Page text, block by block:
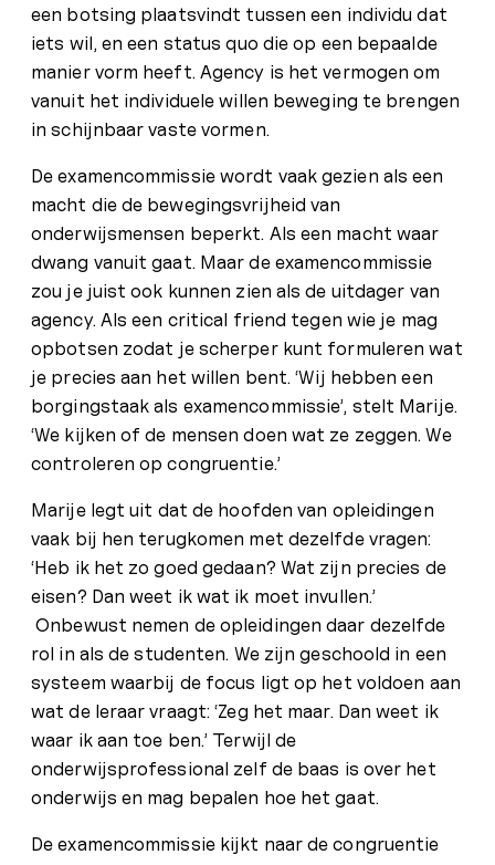
een botsing plaatsvindt tussen een individu dat
iets wil, en een status quo die op een bepaalde
manier vorm heeft. Agency is het vermogen om
vanuit het individuele willen beweging te brengen
in schijnbaar vaste vormen.
De examencommissie wordt vaak gezien als een
macht die de bewegingsvrijheid van
onderwijsmensen beperkt. Als een macht waar
dwang vanuit gaat. Maar de examencommissie
zou je juist ook kunnen zien als de uitdager van
agency. Als een critical friend tegen wie je mag
opbotsen zodat je scherper kunt formuleren wat
je precies aan het willen bent. ‘Wij hebben een
borgingstaak als examencommissie’, stelt Marije.
‘We kijken of de mensen doen wat ze zeggen. We
controleren op congruentie.’
Marije legt uit dat de hoofden van opleidingen
vaak bij hen terugkomen met dezelfde vragen:
‘Heb ik het zo goed gedaan? Wat zijn precies de
eisen? Dan weet ik wat ik moet invullen.’
Onbewust nemen de opleidingen daar dezelfde
rol in als de studenten. We zijn geschoold in een
systeem waarbij de focus ligt op het voldoen aan
wat de leraar vraagt: ‘Zeg het maar. Dan weet ik
waar ik aan toe ben.’ Terwijl de
onderwijsprofessional zelf de baas is over het
onderwijs en mag bepalen hoe het gaat.
De examencommissie kijkt naar de congruentie